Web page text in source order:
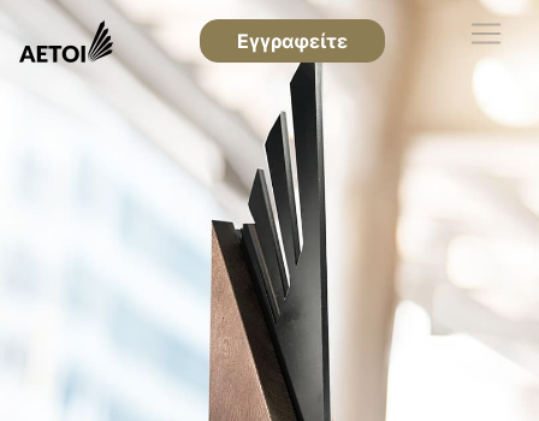
Εγγραφείτε